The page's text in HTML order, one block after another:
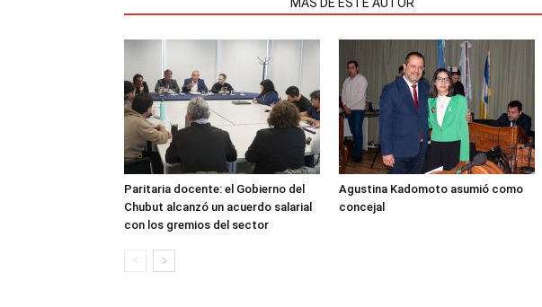
Paritaria docente: el Gobierno del
Chubut alcanzó un acuerdo salarial
con los gremios del sector
Agustina Kadomoto asumió como
concejal